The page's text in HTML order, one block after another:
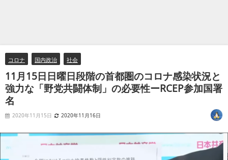
コロナ 国内政治 社会
11月15日日曜日段階の首都圏のコロナ感染状況と
強力な「野党共闘体制」の必要性ーRCEP参加国署
名
2020年11月15日 2020年11月16日